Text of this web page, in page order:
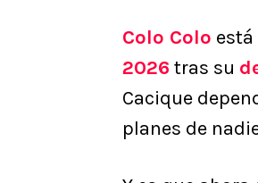
Colo Colo
2026 tras su
Cacique
planes de